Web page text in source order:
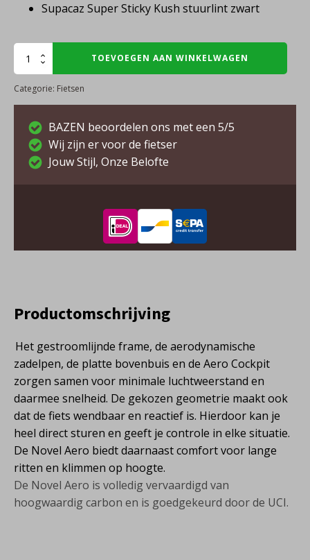
Supacaz Super Sticky Kush stuurlint zwart
BAAS
Novel
Aero
M
Moondust
Silver
TOEVOEGEN AAN WINKELWAGEN
Categorie: Fietsen
BAZEN beoordelen ons met een 5/5
Wij zijn er voor de fietser
Jouw Stijl, Onze Belofte
Productomschrijving
Het gestroomlijnde frame, de aerodynamische
zadelpen, de platte bovenbuis en de Aero Cockpit
zorgen samen voor minimale luchtweerstand en
daarmee snelheid. De gekozen geometrie maakt ook
dat de fiets wendbaar en reactief is. Hierdoor kan je
heel direct sturen en geeft je controle in elke situatie.
De Novel Aero biedt daarnaast comfort voor lange
ritten en klimmen op hoogte.
De Novel Aero is volledig vervaardigd van
hoogwaardig carbon en is goedgekeurd door de UCI.